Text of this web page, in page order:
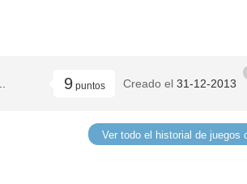
9puntos Creado el 31-12-2013
Ver todo el historial de juegos